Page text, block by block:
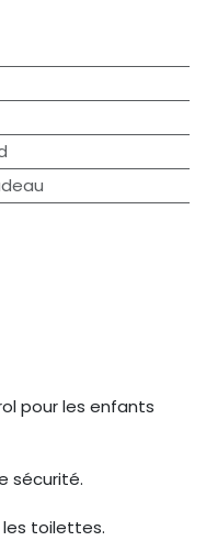
pour les enfants
sécurité.
toilettes.